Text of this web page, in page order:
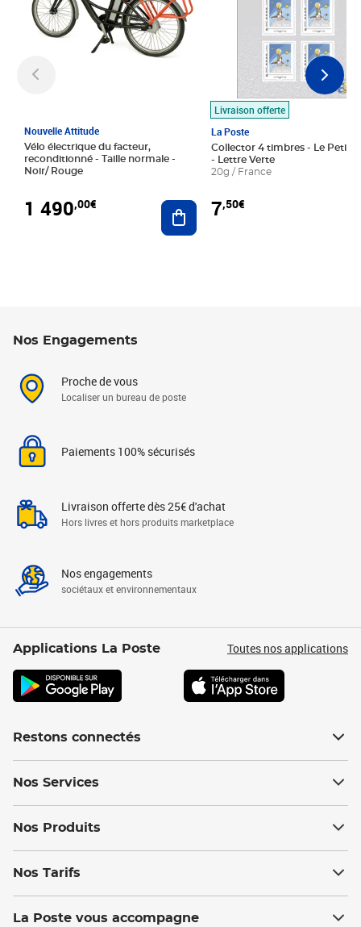
Nouvelle Attitude
Vélo électrique du facteur,
reconditionné - Taille normale -
Noir/ Rouge
1 490,00€ Ajouter au panier
Livraison offerte
La Poste
Collector 4 timbres - Le Petit
- Lettre Verte
20g / France
7,50€
Nos Engagements
Proche de vous
Localiser un bureau de poste
Paiements 100% sécurisés
Livraison offerte dès 25€ d'achat
Hors livres et hors produits marketplace
Nos engagements
sociétaux et environnementaux
Applications La Poste Toutes nos applications
Restons connectés
Nos Services
Nos Produits
Nos Tarifs
La Poste vous accompagne